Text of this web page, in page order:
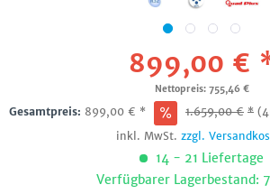
899,00 €
Nettopreis: 755,46 €
Gesamtpreis: 899,00 € * 1.659,00€ *
inkl. MwSt. zzgl.
14 - 21 Liefertage
Verfügbarer Lagerbestand: